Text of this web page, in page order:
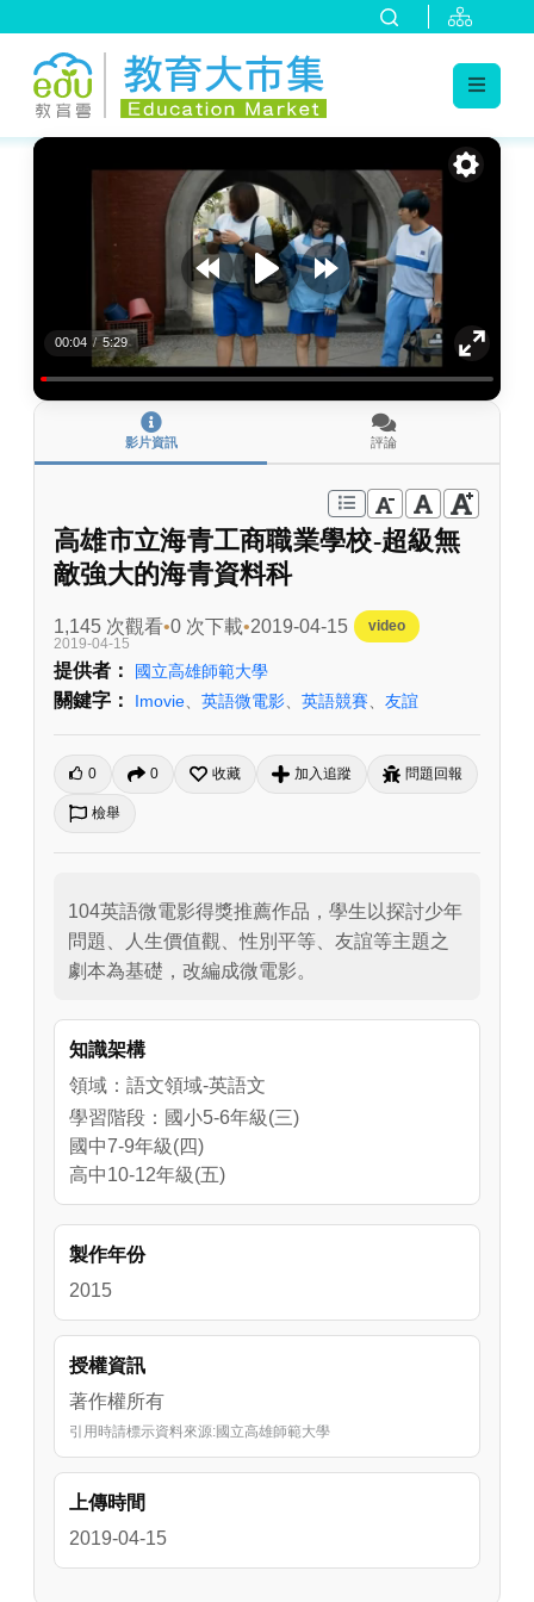
:::
00:04 / 5:29
影片資訊 評論
高雄市立海青工商職業學校-超級無
敵強大的海青資料科
1,145 次觀看 0 次下載 2019-04-15
video
2019-04-15
提供者： 國立高雄師範大學
關鍵字： Imovie 英語微電影 英語競賽 友誼
0 0 收藏 加入追蹤 問題回報
檢舉
104英語微電影得獎推薦作品，學生以探討少年
問題、人生價值觀、性別平等、友誼等主題之
劇本為基礎，改編成微電影。
知識架構
領域：語文領域-英語文
學習階段：國小5-6年級(三)
國中7-9年級(四)
高中10-12年級(五)
製作年份
2015
授權資訊
著作權所有
引用時請標示資料來源:國立高雄師範大學
上傳時間
2019-04-15